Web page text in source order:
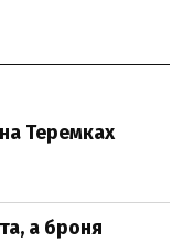
Теремках
а броня